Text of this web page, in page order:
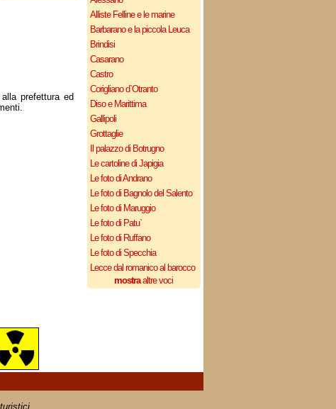
prefettura ed
Alliste Felline e le marine
Barbarano e la piccola Leuca
Brindisi
Casarano
Castro
Corigliano d`Otranto
Diso e Marittima
Gallipoli
Grottaglie
Il palazzo di Botrugno
Le cartoline di Japigia
Le foto di Andrano
Le foto di Bagnolo del Salento
Le foto di Maruggio
Le foto di Patu`
Le foto di Ruffano
Le foto di Specchia
Lecce dal romanico al barocco
mostraaltre voci